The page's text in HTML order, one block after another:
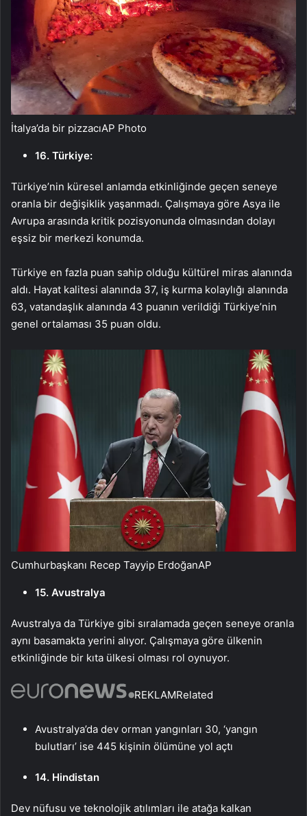
İtalya’da bir pizzacıAP Photo
16. Türkiye:
Türkiye’nin küresel anlamda etkinliğinde geçen seneye
oranla bir değişiklik yaşanmadı. Çalışmaya göre Asya ile
Avrupa arasında kritik pozisyonunda olmasından dolayı
eşsiz bir merkezi konumda.
Türkiye en fazla puan sahip olduğu kültürel miras alanında
aldı. Hayat kalitesi alanında 37, iş kurma kolaylığı alanında
63, vatandaşlık alanında 43 puanın verildiği Türkiye’nin
genel ortalaması 35 puan oldu.
Cumhurbaşkanı Recep Tayyip ErdoğanAP
15. Avustralya
Avustralya da Türkiye gibi sıralamada geçen seneye oranla
aynı basamakta yerini alıyor. Çalışmaya göre ülkenin
etkinliğinde bir kıta ülkesi olması rol oynuyor.
REKLAMRelated
Avustralya’da dev orman yangınları 30, ‘yangın
bulutları’ ise 445 kişinin ölümüne yol açtı
14. Hindistan
Dev nüfusu ve teknolojik atılımları ile atağa kalkan